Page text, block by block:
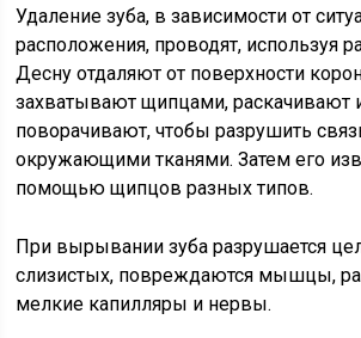
Удаление зуба, в зависимости от
расположения, проводят, используя
Десну отдаляют от поверхности
захватывают щипцами, раскачивают
поворачивают, чтобы разрушить
окружающими тканями. Затем его
помощью щипцов разных типов.
При вырывании зуба разрушается
слизистых, повреждаются мышцы,
мелкие капилляры и нервы.